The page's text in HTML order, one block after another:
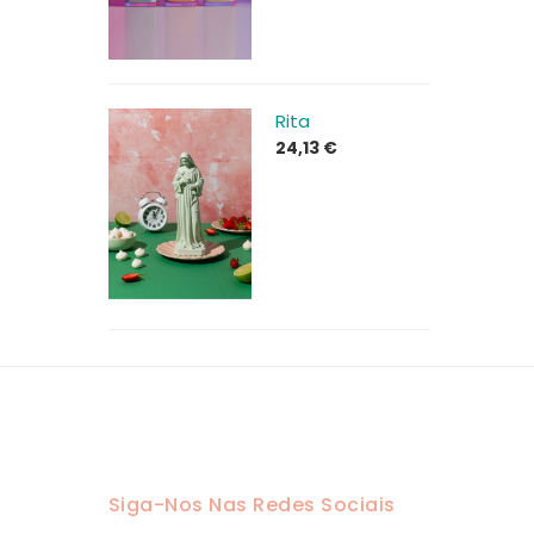
Rita
24,13 €
Siga-Nos Nas Redes Sociais